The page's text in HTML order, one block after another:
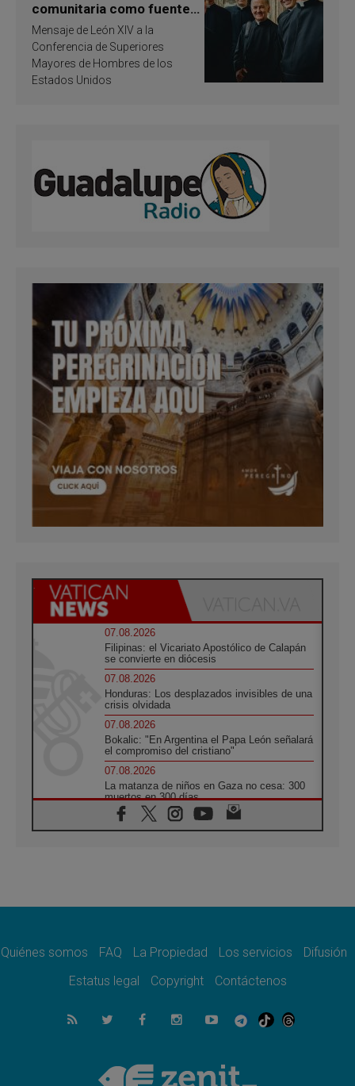
comunitaria como fuente
de inspiración y
santificación
Mensaje de León XIV a la
Conferencia de Superiores
Mayores de Hombres de los
Estados Unidos
07.08.2026
Filipinas: el Vicariato Apostólico de Calapán
se convierte en diócesis
07.08.2026
Honduras: Los desplazados invisibles de una
crisis olvidada
07.08.2026
Bokalic: "En Argentina el Papa León señalará
el compromiso del cristiano"
07.08.2026
La matanza de niños en Gaza no cesa: 300
muertos en 300 días
07.08.2026
Tagle: La guerra desfigura el mundo, solo la
como misión al servicio del Evangelio
SIGNIS 2026, dar voz a las religiosas en el
07.08.2026
Lanzan un proyecto de empoderamiento
Programa oficial del Viaje Apostólico del
Quiénes somos FAQ La Propiedad Los servicios
Difusión
Estatus legal
Copyright Contáctenos